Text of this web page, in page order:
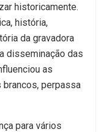
historicamente.
história,
da gravadora
disseminação das
as
perpassa
para vários